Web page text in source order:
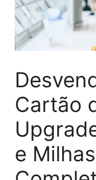
Cartão
e